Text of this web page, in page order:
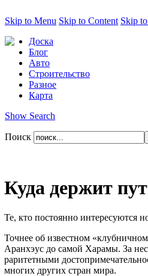
Skip to Menu Skip to Content Skip
Доска
Блог
Авто
Строительство
Разное
Карта
Show Search
Поиск
Куда держит
Те, кто постоянно интересуются
Точнее об известном
Аранхэус до самой Харамы. За
раритетными
многих других стран мира.